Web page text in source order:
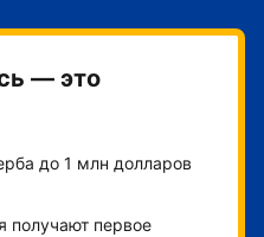
— это
до 1 млн долларов
получают первое